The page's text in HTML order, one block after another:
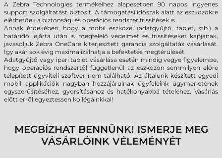
A Zebra Technologies termékeihez alapesetben 90 napos ingyenes
support szolgáltatást biztosít. A támogatási időszak alatt az eszközökre
elérhetőek a biztonsági és operációs rendszer frissítések is.
Annak érdekében, hogy a mobil eszközei (adatgyűjtő, tablet, stb.) a
határidő lejárta után is megfelelő védelmet és frissítéseket kapjanak,
javasoljuk Zebra OneCare kiterjesztett garancia szolgáltatás vásárlását.
Így akár sok évig maximalizálhatja a befektetés megtérülését.
Adatgyűjtő vagy ipari tablet vásárlása esetén mindig vegye figyelembe,
hogy operációs rendszertől függetlenül az eszközön semmilyen előre
telepített ügyviteli szoftver nem található. Az általunk készített egyedi
mobil applikációk nagyban hozzájárulnak ügyfeleink ügymenetének
egyszerűsítéséhez, gyorsításához és hatékonyabbá tételéhez. Vásárlás
előtt erről egyeztessen kollégáinkkal!
MEGBÍZHAT BENNÜNK! ISMERJE MEG
VÁSÁRLÓINK VÉLEMÉNYÉT